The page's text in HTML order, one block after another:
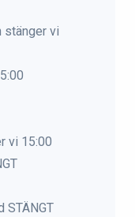
stänger vi
vi 15:00
STÄNGT